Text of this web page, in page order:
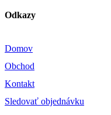
Odkazy
Domov
Obchod
Kontakt
Sledovať objednávku